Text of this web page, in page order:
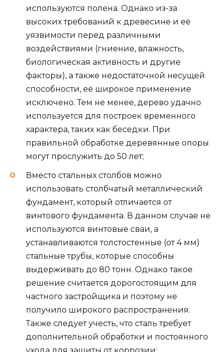
используются полена. Однако из-за
высоких требований к древесине и её
уязвимости перед различными
воздействиями (гниение, влажность,
биологическая активность и другие
факторы), а также недостаточной несущей
способности, её широкое применение
исключено. Тем не менее, дерево удачно
используется для построек временного
характера, таких как беседки. При
правильной обработке деревянные опоры
могут прослужить до 50 лет;
Вместо стальных столбов можно
использовать столбчатый металлический
фундамент, который отличается от
винтового фундамента. В данном случае не
используются винтовые сваи, а
устанавливаются толстостенные (от 4 мм)
стальные трубы, которые способны
выдерживать до 80 тонн. Однако такое
решение считается дорогостоящим для
частного застройщика и поэтому не
получило широкого распространения.
Также следует учесть, что сталь требует
дополнительной обработки и постоянного